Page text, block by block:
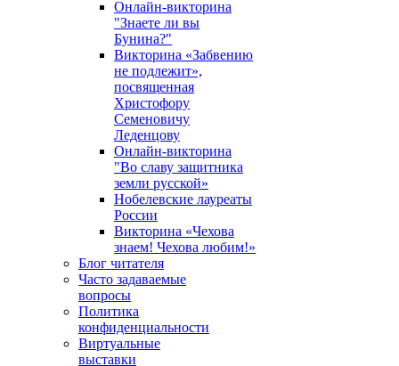
Онлайн-викторина
"Знаете ли вы
Бунина?"
Викторина «Забвению
не подлежит»,
посвященная
Христофору
Семеновичу
Леденцову
Онлайн-викторина
"Во славу защитника
земли русской»
Нобелевские лауреаты
России
Викторина «Чехова
знаем! Чехова любим!»
Блог читателя
Часто задаваемые
вопросы
Политика
конфиденциальности
Виртуальные
выставки